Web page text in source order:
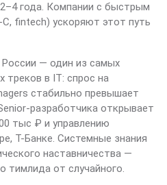
года. Компании с быстрым
fintech) ускоряют этот путь
России — один из самых
треков в IT: спрос на
стабильно превышает
разработчика открывает
тыс ₽ и управлению
Т-Банке. Системные знания
наставничества —
тимлида от случайного.